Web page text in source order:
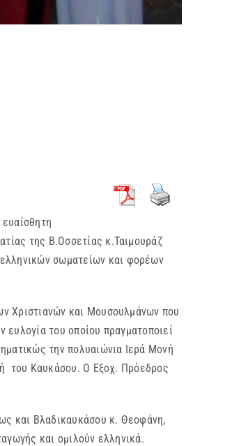
ευαίσθητη
της Β.Οσσετίας κ.Ταιμουράζ
σωματείων και φορέων
Χριστιανών και Μουσουλμάνων που
του οποίου πραγματοποιεί
την πολυαιώνια Ιερά Μονή
του Καυκάσου. Ο Εξοχ. Πρόεδρος
και Βλαδικαυκάσου κ. Θεοφάνη,
και ομιλούν ελληνικά.